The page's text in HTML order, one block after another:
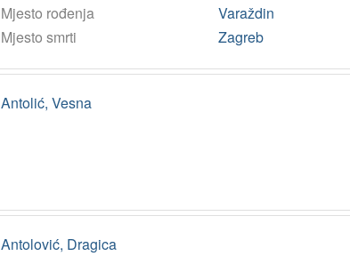
Mjesto rođenja
Varaždin
Mjesto smrti
Zagreb
Antolić, Vesna
Antolović, Dragica